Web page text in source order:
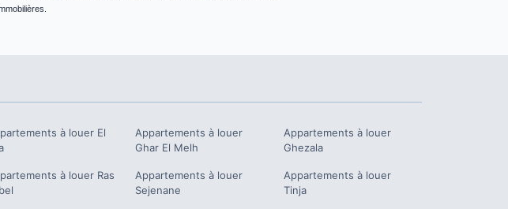
à louer El
Appartements à louer
Ghar El Melh
Appartements à louer
Ghezala
à louer Ras
Appartements à louer
Sejenane
Appartements à louer
Tinja